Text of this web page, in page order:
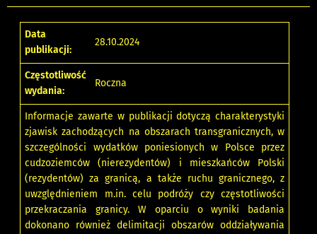
Data
publikacji:
28.10.2024
Częstotliwość
wydania:
Roczna
Informacje zawarte w publikacji dotyczą charakterystyki
zjawisk zachodzących na obszarach transgranicznych, w
szczególności wydatków poniesionych w Polsce przez
cudzoziemców (nierezydentów) i mieszkańców Polski
(rezydentów) za granicą, a także ruchu granicznego, z
uwzględnieniem m.in. celu podróży czy częstotliwości
przekraczania granicy. W oparciu o wyniki badania
dokonano również delimitacji obszarów oddziaływania